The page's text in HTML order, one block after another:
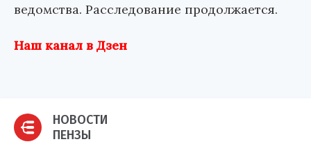
ведомства. Расследование продолжается.
Наш канал в Дзен
НОВОСТИ
ПЕНЗЫ